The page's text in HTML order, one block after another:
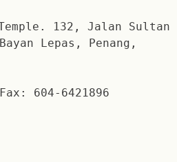
Temple. 132, Jalan Sultan
Lepas, Penang,
604-6421896